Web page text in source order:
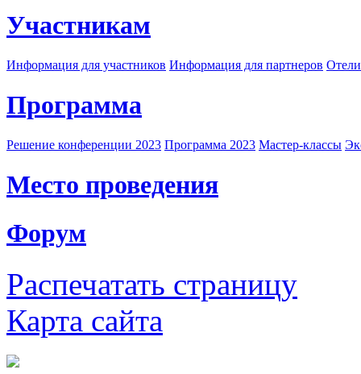
Участникам
Информация для участников Информация для партнеров
Программа
Решение конференции 2023 Программа 2023 Мастер-классы
Место проведения
Форум
Распечатать страницу
Карта сайта